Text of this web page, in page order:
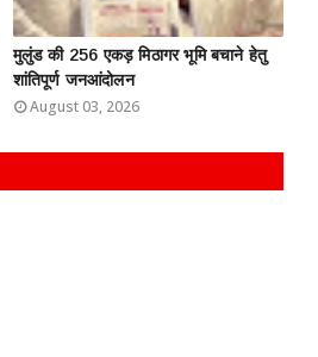
मुलुंड की 256 एकड़ मिठागर भूमि बचाने हेतु
शांतिपूर्ण जनआंदोलन
August 03, 2026